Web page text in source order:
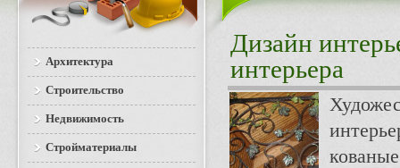
Дизайн
интерьера
Архитектура
Строительство
Недвижимость
Стройматериалы